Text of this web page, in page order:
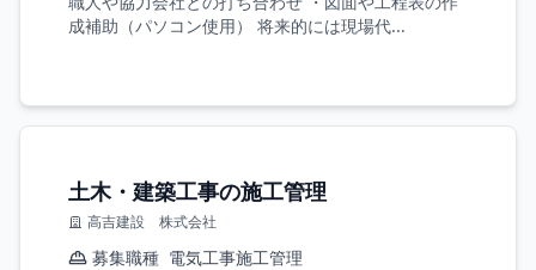
成補助（パソコン使用） 将来的には現場代...
土木・建築工事の施工管理
高吉建設 株式会社
募集職種 電気工事施工管理